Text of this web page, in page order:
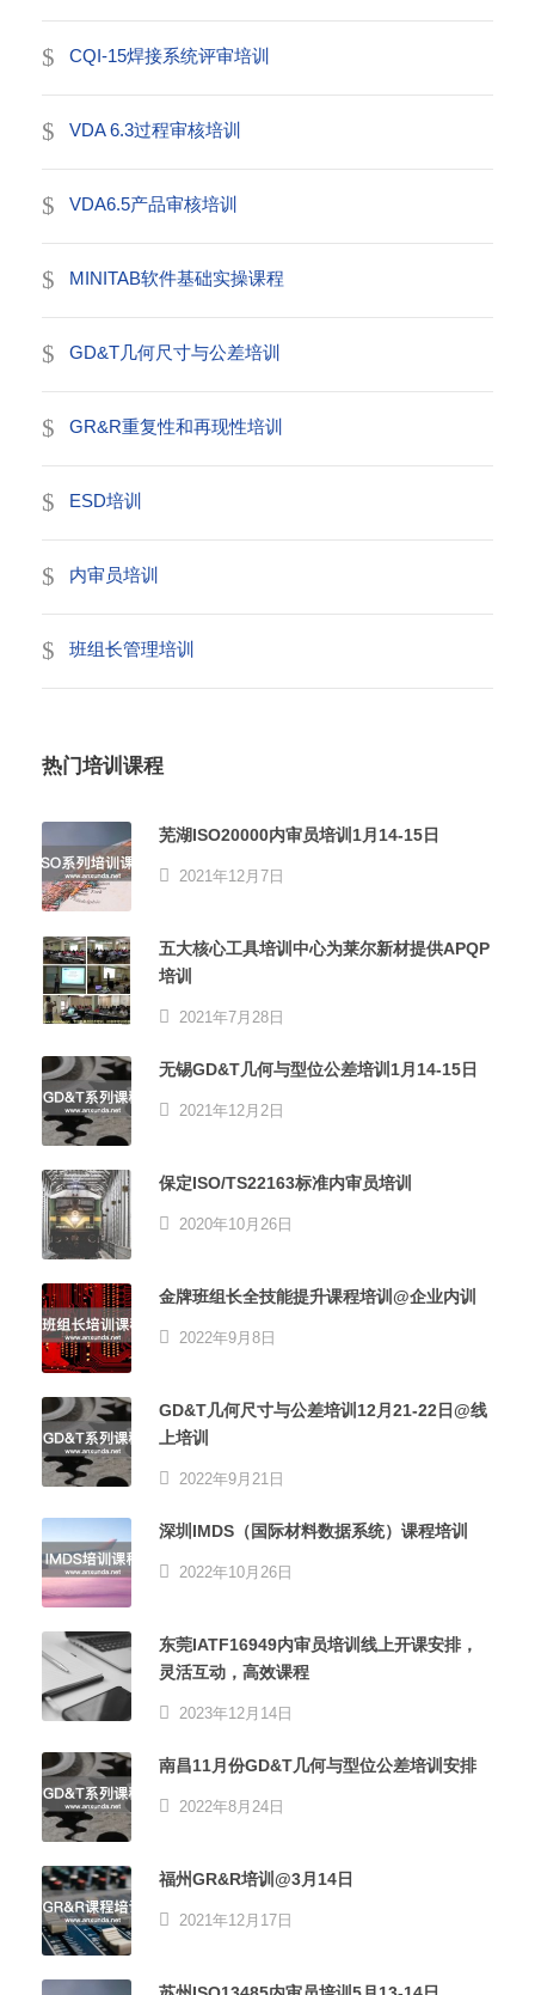
CQI-15焊接系统评审培训
VDA 6.3过程审核培训
VDA6.5产品审核培训
MINITAB软件基础实操课程
GD&T几何尺寸与公差培训
GR&R重复性和再现性培训
ESD培训
内审员培训
班组长管理培训
热门培训课程
芜湖ISO20000内审员培训1月14-15日
2021年12月7日
五大核心工具培训中心为莱尔新材提供APQP
培训
2021年7月28日
无锡GD&T几何与型位公差培训1月14-15日
2021年12月2日
保定ISO/TS22163标准内审员培训
2020年10月26日
金牌班组长全技能提升课程培训@企业内训
2022年9月8日
GD&T几何尺寸与公差培训12月21-22日@线
上培训
2022年9月21日
深圳IMDS（国际材料数据系统）课程培训
2022年10月26日
东莞IATF16949内审员培训线上开课安排，
灵活互动，高效课程
2023年12月14日
南昌11月份GD&T几何与型位公差培训安排
2022年8月24日
福州GR&R培训@3月14日
2021年12月17日